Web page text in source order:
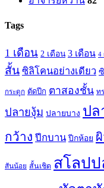
Tags
1 เดือน 2 เดือน 3 เดือน 4
สั้น ซิลิโคนอย่างเดียว
กระดูก ตัดปีก ตาสองชั้น ท
ปลายงุ้ม ปลายบาง ปล
กว้าง ปีกบาน ปีกห้อย
สันน้อย สั้นเชิด สโลปป